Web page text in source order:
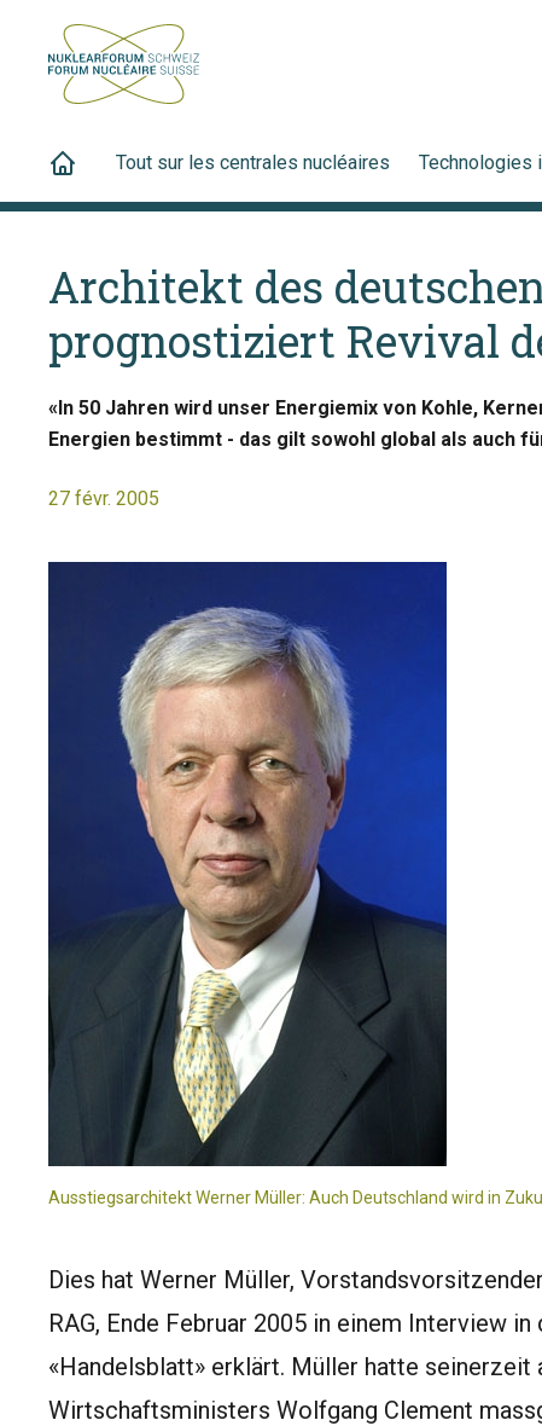
Tout sur les centrales nucléaires Technologies
Architekt des
prognostiziert Revival
«In 50 Jahren wird unser Energiemix von Kohle,
Energien bestimmt - das gilt sowohl global als auch
27 févr. 2005
Ausstiegsarchitekt Werner Müller: Auch Deutschland wird in
Dies hat Werner Müller,
RAG, Ende Februar 2005 in einem Interview
«Handelsblatt» erklärt. Müller hatte seinerzeit
Wirtschaftsministers Wolfgang Clement